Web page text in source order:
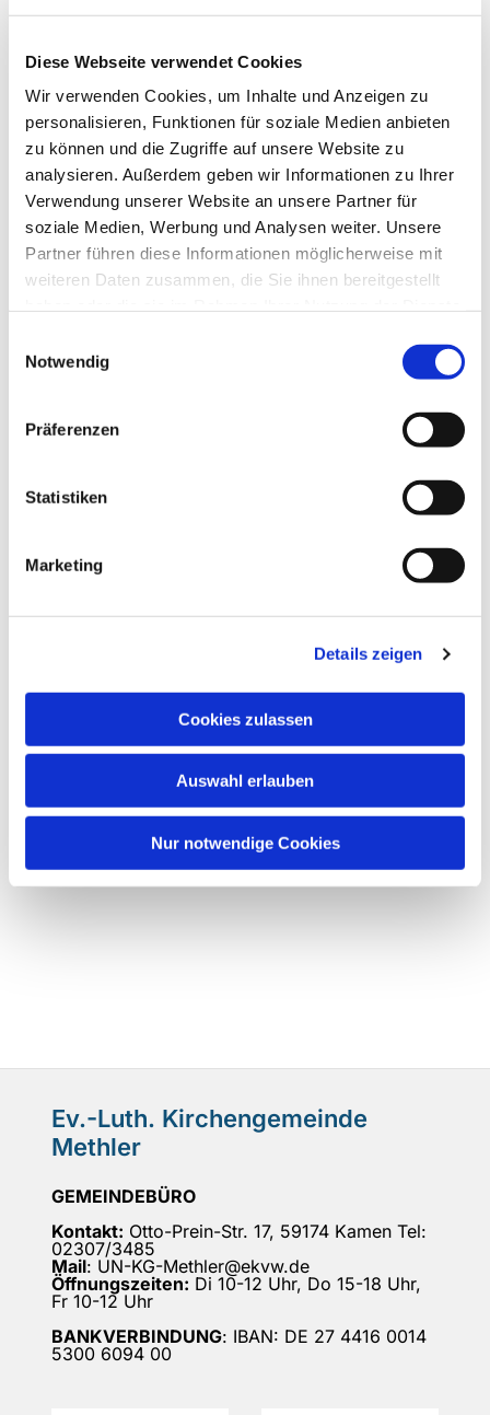
Diese Webseite verwendet Cookies
Wir verwenden Cookies, um Inhalte und Anzeigen zu
personalisieren, Funktionen für soziale Medien anbieten
zu können und die Zugriffe auf unsere Website zu
analysieren. Außerdem geben wir Informationen zu Ihrer
Verwendung unserer Website an unsere Partner für
soziale Medien, Werbung und Analysen weiter. Unsere
Partner führen diese Informationen möglicherweise mit
weiteren Daten zusammen, die Sie ihnen bereitgestellt
Notwendig
Präferenzen
Statistiken
Marketing
Details zeigen
Cookies zulassen
Auswahl erlauben
Nur notwendige Cookies
Dies könnte Sie auch
Ev.-Luth. Kirchengemeinde
Methler
GEMEINDEBÜRO
Kontakt: Otto-Prein-Str. 17, 59174 Kamen Tel:
02307/3485
Mail: UN-KG-Methler@ekvw.de
Öffnungszeiten: Di 10-12 Uhr, Do 15-18 Uhr,
Fr 10-12 Uhr
BANKVERBINDUNG: IBAN: DE 27 4416 0014
5300 6094 00